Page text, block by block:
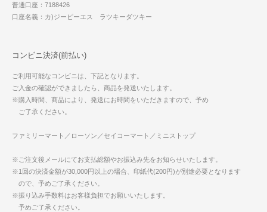
普通口座：7188426
口座名義：カ)ジーピーエス ラツキーダツキー
コンビニ決済(前払い)
ご利用可能なコンビニは、下記となります。
ご入金の確認ができましたら、商品を発送いたします。
※購入時間、商品により、発送にお時間をいただきますので、予め
ご了承ください。
ファミリーマート／ローソン／セイコーマート／ミニストップ
※ご注文後メールにてお支払総額やお振込み先をお知らせいたします。
※1回の決済金額が30,000円以上の場合、印紙代(200円)が別途必要となります
ので、予めご了承ください。
※振り込み手数料はお客様負担でお願いいたします。
予めご了承ください。